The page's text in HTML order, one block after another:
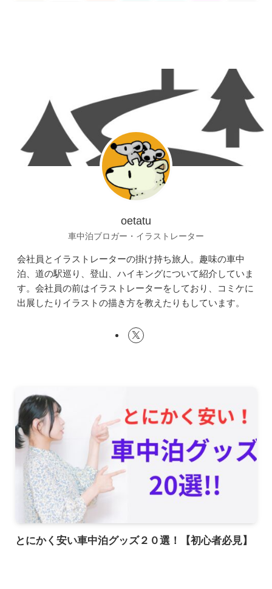
oetatu
車中泊ブロガー・イラストレーター
会社員とイラストレーターの掛け持ち旅人。趣味の車中
泊、道の駅巡り、登山、ハイキングについて紹介していま
す。会社員の前はイラストレーターをしており、コミケに
出展したりイラストの描き方を教えたりもしています。
とにかく安い車中泊グッズ２０選！【初心者必見】